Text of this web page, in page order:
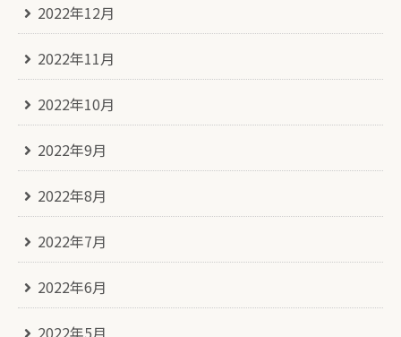
2022年12月
2022年11月
2022年10月
2022年9月
2022年8月
2022年7月
2022年6月
2022年5月